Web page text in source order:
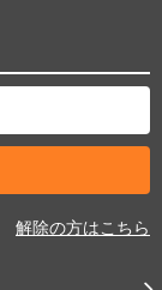
解除の方はこちら